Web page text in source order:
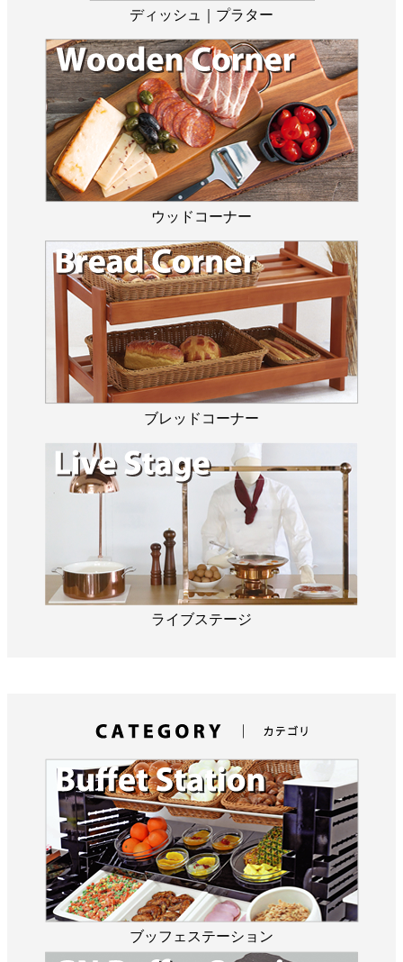
ディッシュ｜プラター
ウッドコーナー
ブレッドコーナー
ライブステージ
ブッフェステーション